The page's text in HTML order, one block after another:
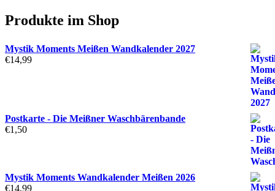
Produkte im Shop
Mystik Moments Meißen Wandkalender 2027
€14,99
Postkarte - Die Meißner Waschbärenbande
€1,50
Mystik Moments Wandkalender Meißen 2026
€14,99